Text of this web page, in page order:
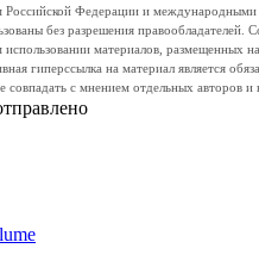
Российской Федерации и
без разрешения правообладателей.
материалов, размещенных
гиперссылка на материал является
совпадать с мнением отдельных авторов и